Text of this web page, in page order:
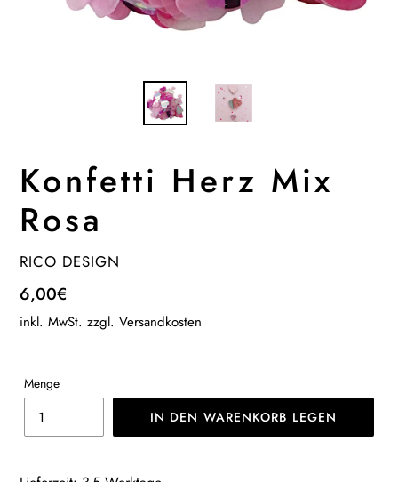
Konfetti Herz Mix
Rosa
VERKÄUFER
RICO DESIGN
Normaler
Preis
6,00€
inkl. MwSt. zzgl. Versandkosten
Menge
IN DEN WARENKORB LEGEN
wird